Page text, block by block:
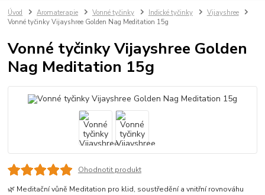
Úvod Aromaterapie Vonné tyčinky Indické tyčinky
Vijayshree
Vonné tyčinky Vijayshree Golden Nag Meditation 15g
Vonné tyčinky Vijayshree Golden
Nag Meditation 15g
Ohodnotit produkt
🌿 Meditační vůně Meditation pro klid, soustředění a vnitřní rovnováhu